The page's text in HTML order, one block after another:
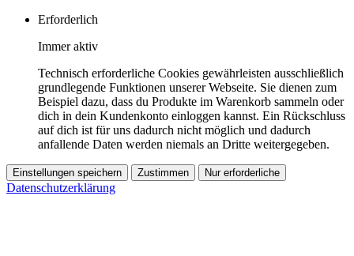
Erforderlich
Immer aktiv
Technisch erforderliche Cookies gewährleisten ausschließlich
grundlegende Funktionen unserer Webseite. Sie dienen zum
Beispiel dazu, dass du Produkte im Warenkorb sammeln oder
dich in dein Kundenkonto einloggen kannst. Ein Rückschluss
auf dich ist für uns dadurch nicht möglich und dadurch
anfallende Daten werden niemals an Dritte weitergegeben.
Einstellungen speichern Zustimmen Nur erforderliche
Datenschutzerklärung